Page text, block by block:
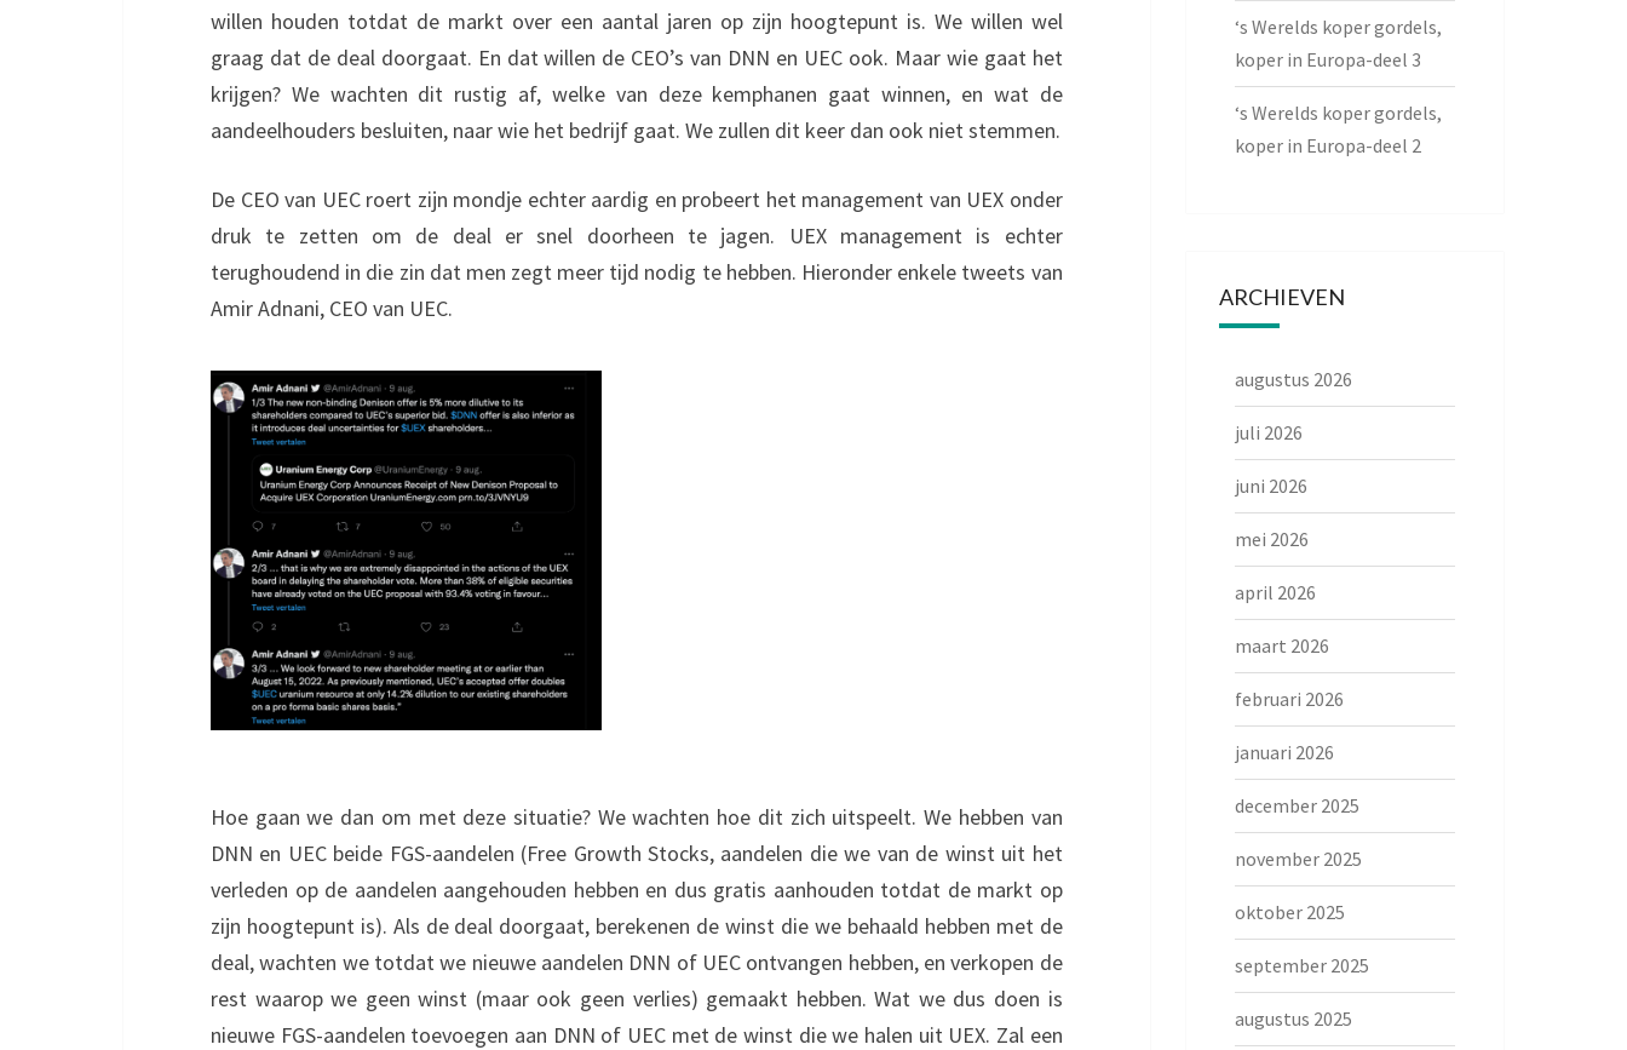
willen houden totdat de markt over een aantal jaren op zijn hoogtepunt is. We willen wel
graag dat de deal doorgaat. En dat willen de CEO’s van DNN en UEC ook. Maar wie gaat het
krijgen? We wachten dit rustig af, welke van deze kemphanen gaat winnen, en wat de
aandeelhouders besluiten, naar wie het bedrijf gaat. We zullen dit keer dan ook niet stemmen.
De CEO van UEC roert zijn mondje echter aardig en probeert het management van UEX onder
druk te zetten om de deal er snel doorheen te jagen. UEX management is echter
terughoudend in die zin dat men zegt meer tijd nodig te hebben. Hieronder enkele tweets van
Amir Adnani, CEO van UEC.
Hoe gaan we dan om met deze situatie? We wachten hoe dit zich uitspeelt. We hebben van
DNN en UEC beide FGS-aandelen (Free Growth Stocks, aandelen die we van de winst uit het
verleden op de aandelen aangehouden hebben en dus gratis aanhouden totdat de markt op
zijn hoogtepunt is). Als de deal doorgaat, berekenen de winst die we behaald hebben met de
deal, wachten we totdat we nieuwe aandelen DNN of UEC ontvangen hebben, en verkopen de
rest waarop we geen winst (maar ook geen verlies) gemaakt hebben. Wat we dus doen is
nieuwe FGS-aandelen toevoegen aan DNN of UEC met de winst die we halen uit UEX. Zal een
‘s Werelds koper gordels,
koper in Europa-deel 3
‘s Werelds koper gordels,
koper in Europa-deel 2
ARCHIEVEN
augustus 2026
juli 2026
juni 2026
mei 2026
april 2026
maart 2026
februari 2026
januari 2026
december 2025
november 2025
oktober 2025
september 2025
augustus 2025